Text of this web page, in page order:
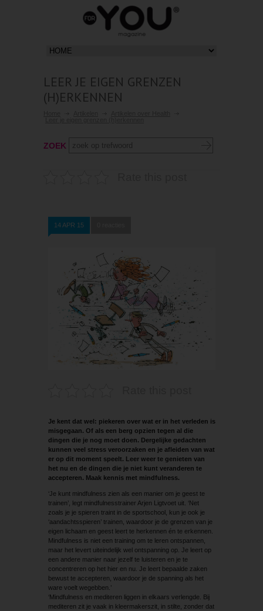
LEER JE EIGEN GRENZEN
(H)ERKENNEN
ZOEK
14 APR 15
Je kent dat wel: piekeren over wat er in het verleden is
misgegaan. Of als een berg opzien tegen al die
dingen die je nog moet doen. Dergelijke gedachten
kunnen veel stress veroorzaken en je afleiden van wat
er op dit moment speelt. Leer weer te genieten van
het nu en de dingen die je niet kunt veranderen te
accepteren. Maak kennis met mindfulness.
‘Je kunt mindfulness zien als een manier om je geest te
trainen’, legt mindfulnesstrainer Arjen Ligtvoet uit. ‘Net
zoals je je spieren traint in de sportschool, kun je ook je
‘aandachtsspieren’ trainen, waardoor je de grenzen van je
eigen lichaam en geest leert te herkennen én te erkennen.
Mindfulness is niet een training om te leren ontspannen,
maar het levert uiteindelijk wel ontspanning op. Je leert op
een andere manier naar jezelf te luisteren en je te
concentreren op het hier en nu. Je leert bepaalde zaken
bewust te accepteren, waardoor je de spanning als het
ware voelt wegebben.’
‘Mindfulness en mediteren liggen in elkaars verlengde. Bij
mediteren zit je vaak in kleermakerszit, in stilte, zonder dat